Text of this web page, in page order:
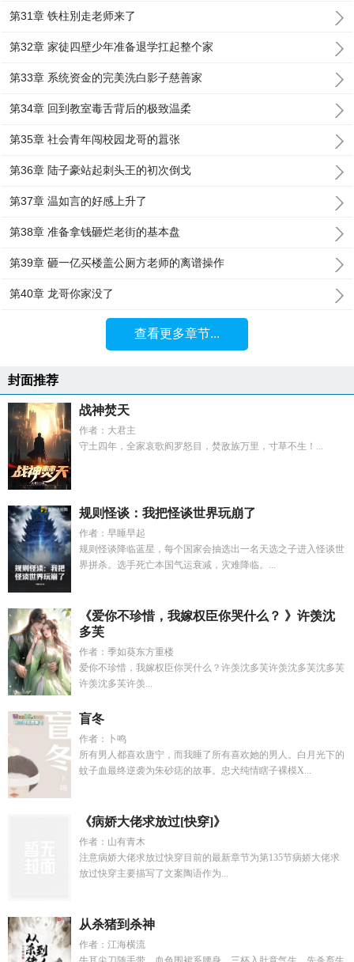
第31章 铁柱別走老师来了
第32章 家徒四壁少年准备退学扛起整个家
第33章 系统资金的完美洗白影子慈善家
第34章 回到教室毒舌背后的极致温柔
第35章 社会青年闯校园龙哥的囂张
第36章 陆子豪站起刺头王的初次倒戈
第37章 温如言的好感上升了
第38章 准备拿钱砸烂老街的基本盘
第39章 砸一亿买楼盖公厕方老师的离谱操作
第40章 龙哥你家没了
查看更多章节...
封面推荐
战神焚天
作者：大君主
守土四年，全家哀歌阎罗怒目，焚敌族万里，寸草不生！...
规则怪谈：我把怪谈世界玩崩了
作者：早睡早起
规则怪谈降临蓝星，每个国家会抽选出一名天选之子进入怪谈世
界拼杀。选手死亡本国气运衰减，灾难降临。...
《爱你不珍惜，我嫁权臣你哭什么？ 》许羡沈
多芙
作者：季如葵东方重楼
爱你不珍惜，我嫁权臣你哭什么？许羡沈多芙许羡沈多芙沈多芙
许羡沈多芙许羡...
盲冬
作者：卜鸣
所有男人都喜欢唐宁，而我睡了所有喜欢她的男人。白月光下的
蚊子血最终逆袭为朱砂痣的故事。忠犬纯情瞎子裸模X...
《病娇大佬求放过[快穿]》
作者：山有青木
注意病娇大佬求放过快穿目前的最新章节为第135节病娇大佬求
放过快穿主要描写了文案陶语作为...
从杀猪到杀神
作者：江海横流